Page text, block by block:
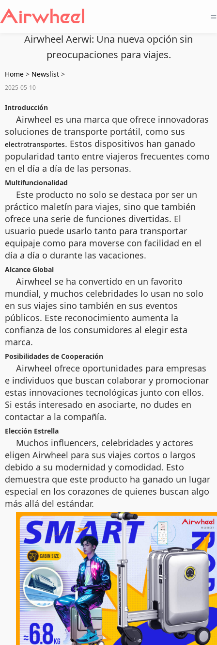
=
Airwheel Aerwi: Una nueva opción sin
preocupaciones para viajes.
Home > Newslist >
2025-05-10
Introducción
Airwheel es una marca que ofrece innovadoras
soluciones de transporte portátil, como sus
electrotransportes. Estos dispositivos han ganado
popularidad tanto entre viajeros frecuentes como
en el día a día de las personas.
Multifuncionalidad
Este producto no solo se destaca por ser un
práctico maletín para viajes, sino que también
ofrece una serie de funciones divertidas. El
usuario puede usarlo tanto para transportar
equipaje como para moverse con facilidad en el
día a día o durante las vacaciones.
Alcance Global
Airwheel se ha convertido en un favorito
mundial, y muchos celebridades lo usan no solo
en sus viajes sino también en sus eventos
públicos. Este reconocimiento aumenta la
confianza de los consumidores al elegir esta
marca.
Posibilidades de Cooperación
Airwheel ofrece oportunidades para empresas
e individuos que buscan colaborar y promocionar
estas innovaciones tecnológicas junto con ellos.
Si estás interesado en asociarte, no dudes en
contactar a la compañía.
Elección Estrella
Muchos influencers, celebridades y actores
eligen Airwheel para sus viajes cortos o largos
debido a su modernidad y comodidad. Esto
demuestra que este producto ha ganado un lugar
especial en los corazones de quienes buscan algo
más allá del estándar.